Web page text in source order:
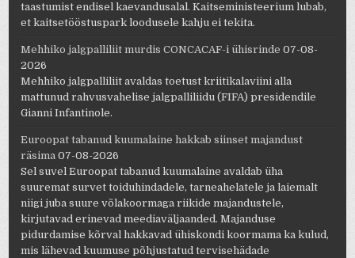
taastumist endisel kaevandusalal. Kaitseministeerium lubab,
et kaitsetööstuspark loodusele kahju ei tekita.
Mehhiko jalgpalliliit murdis CONCACAF-i ühisrinde 07-08-
2026
Mehhiko jalgpalliliit avaldas toetust kriitikalaviini alla
mattunud rahvusvahelise jalgpalliliidu (FIFA) presidendile
Gianni Infantinole.
Euroopat tabanud kuumalaine hakkab siinset majandust
räsima 07-08-2026
Sel suvel Euroopat tabanud kuumalaine avaldab üha
suuremat survet toiduhindadele, tarneahelatele ja laiemalt
niigi juba suure võlakoormaga riikide majandustele,
kirjutavad erinevad meediaväljaanded. Majanduse
pidurdamise kõrval hakkavad ühiskondi koormama ka kulud,
mis lähevad kuumuse põhjustatud tervisehädade